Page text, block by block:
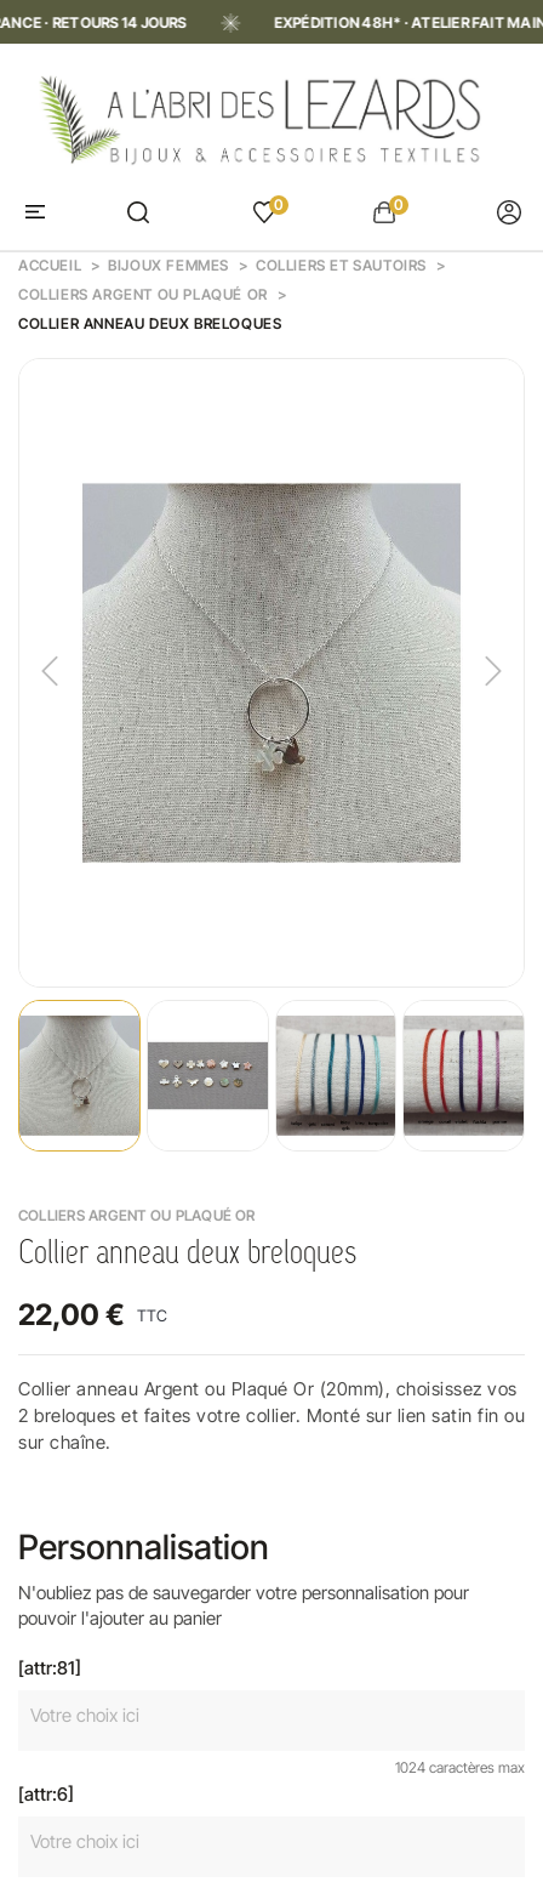
14 JOURS EXPÉDITION 48H* · ATELIER FAIT MAIN EN
0 0
ACCUEIL BIJOUX FEMMES
COLLIERS ET SAUTOIRS
COLLIERS ARGENT OU PLAQUÉ OR
COLLIER ANNEAU DEUX BRELOQUES
COLLIERS ARGENT OU PLAQUÉ OR
Collier anneau deux breloques
22,00 € TTC
Collier anneau Argent ou Plaqué Or (20mm), choisissez vos
2 breloques et faites votre collier. Monté sur lien satin fin ou
sur chaîne.
Personnalisation
N'oubliez pas de sauvegarder votre personnalisation pour
pouvoir l'ajouter au panier
[attr:81]
1024 caractères max
[attr:6]